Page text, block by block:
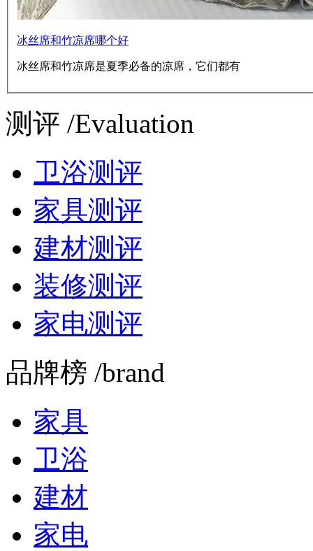
冰丝席和竹凉席哪个好
冰丝席和竹凉席是夏季必备的凉席，它们都有
测评 /Evaluation
卫浴测评
家具测评
建材测评
装修测评
家电测评
品牌榜 /brand
家具
卫浴
建材
家电